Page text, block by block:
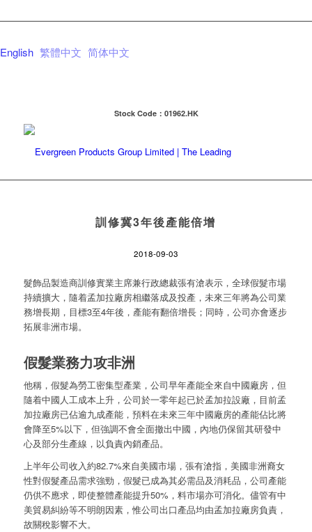
English 繁體中文 简体中文
Stock Code：01962.HK
訓修冀3年後產能倍增
2018-09-03
髮飾品製造商訓修實業主席兼行政總裁張有滄表示，全球假髮市場
持續擴大，隨着孟加拉廠房相繼落成及投產，未來三年將為公司業
務增長期，目標3至4年後，產能有翻倍增長；同時，公司亦會逐步
拓展非洲市場。
假髮業務力攻非洲
他稱，假髮為勞工密集型產業，公司早年產能全來自中國廠房，但
隨着中國人工成本上升，公司於一零年起已於孟加拉設廠，目前孟
加拉廠房已佔逾九成產能，預料在未來三年中國廠房的產能佔比將
會降至5%以下，但強調不會全面撤出中國，內地仍保留其研發中
心及部分生產線，以負責內銷產品。
上半年公司收入約82.7%來自美國市場，張有滄指，美國非洲裔女
性對假髮產品需求強勁，假髮已成為其必需品及消耗品，公司產能
仍供不應求，即使整體產能提升50%，料市場亦可消化。儘管有中
美貿易糾紛等不明朗因素，惟公司出口產品均由孟加拉廠房負責，
故關稅影響不大。